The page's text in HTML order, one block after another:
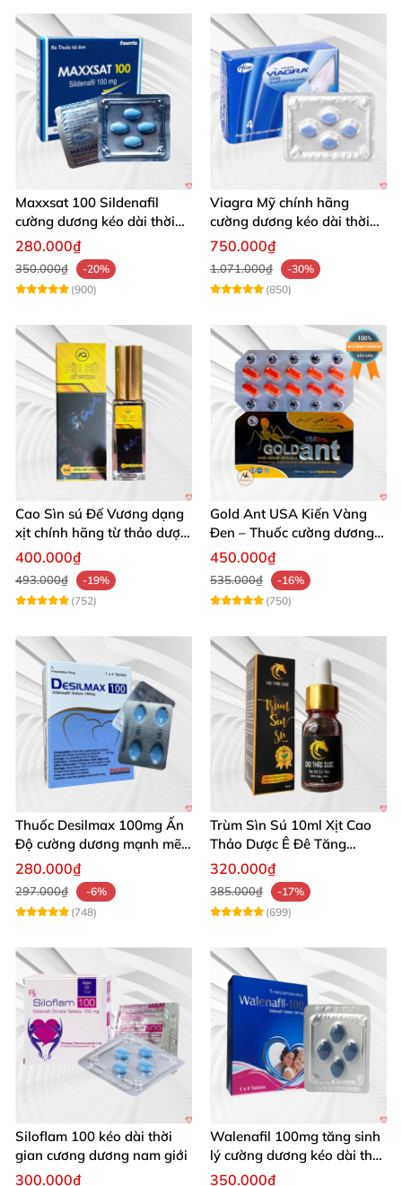
Maxxsat 100 Sildenafil
cường dương kéo dài thời
gian cho nam
280.000₫
350.000₫
-20%
(900)
Viagra Mỹ chính hãng
cường dương kéo dài thời
gian nhập khẩu
750.000₫
1.071.000₫
-30%
(850)
Cao Sìn sú Đế Vương dạng
xịt chính hãng từ thảo dược
Ê Đê Việt Nam
400.000₫
493.000₫
-19%
(752)
Gold Ant USA Kiến Vàng
Đen – Thuốc cường dương
tăng sinh lý nam mạnh
450.000₫
535.000₫
-16%
(750)
Thuốc Desilmax 100mg Ấn
Độ cường dương mạnh mẽ
tăng sinh lý phái mạnh
280.000₫
297.000₫
-6%
(748)
Trùm Sìn Sú 10ml Xịt Cao
Thảo Dược Ê Đê Tăng
Cường Sinh Lý
320.000₫
385.000₫
-17%
(699)
Siloflam 100 kéo dài thời
gian cương dương nam giới
300.000₫
Walenafil 100mg tăng sinh
lý cường dương kéo dài thời
gian
350.000₫